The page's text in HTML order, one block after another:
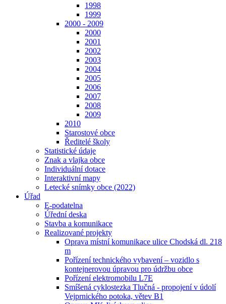
1998
1999
2000 - 2009
2000
2001
2002
2003
2004
2005
2006
2007
2008
2009
2010
Starostové obce
Ředitelé školy
Statistické údaje
Znak a vlajka obce
Individuální dotace
Interaktivní mapy
Letecké snímky obce (2022)
Úřad
E-podatelna
Úřední deska
Stavba a komunikace
Realizované projekty
Oprava místní komunikace ulice Chodská dl. 218
m
Pořízení technického vybavení – vozidlo s
kontejnerovou úpravou pro údržbu obce
Pořízení elektromobilu L7E
Smíšená cyklostezka Tlučná - propojení v údolí
Vejprnického potoka, větev B1